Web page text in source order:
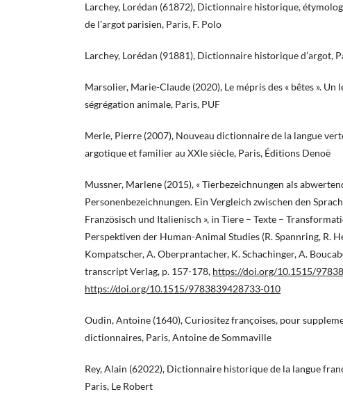
Larchey, Lorédan (61872), Dictionnaire historique,
de l’argot parisien, Paris, F. Polo
Larchey, Lorédan (91881), Dictionnaire historique d’argot,
Marsolier, Marie-Claude (2020), Le mépris des « bêtes ». Un
ségrégation animale, Paris, PUF
Merle, Pierre (2007), Nouveau dictionnaire de la langue
argotique et familier au XXIe siècle, Paris, Éditions Denoë
Mussner, Marlene (2015), « Tierbezeichnungen als
Personenbezeichnungen. Ein Vergleich zwischen den
Französisch und Italienisch », in Tiere – Texte –
Perspektiven der Human-Animal Studies (R. Spannring, R.
Kompatscher, A. Oberprantacher, K. Schachinger, A.
transcript Verlag, p. 157-178, https://doi.org/10.1515/
https://doi.org/10.1515/9783839428733-010
Oudin, Antoine (1640), Curiositez françoises, pour
dictionnaires, Paris, Antoine de Sommaville
Rey, Alain (62022), Dictionnaire historique de la langue
Paris, Le Robert